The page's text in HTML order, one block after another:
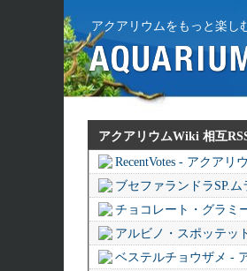
アクアリウムをもっと楽し
アクアリウムWiki 相互
RecentVotes - アクアリ
ブセファランドラSP.
チョコレート・グラミ
アルビノ・スポッテッ
ベステルチョウザメ -